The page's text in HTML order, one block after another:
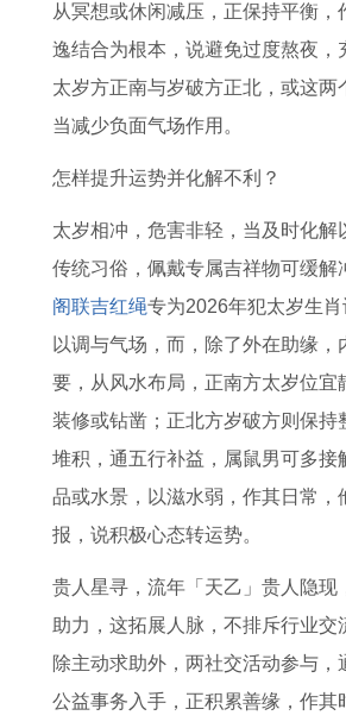
从冥想或休闲减压，正保持平衡，
逸结合为根本，说避免过度熬夜，
太岁方正南与岁破方正北，或这两
当减少负面气场作用。
怎样提升运势并化解不利？
太岁相冲，危害非轻，当及时化解
传统习俗，佩戴专属吉祥物可缓解
阁联吉红绳专为2026年犯太岁生
以调与气场，而，除了外在助缘，
要，从风水布局，正南方太岁位宜
装修或钻凿；正北方岁破方则保持
堆积，通五行补益，属鼠男可多接
品或水景，以滋水弱，作其日常，
报，说积极心态转运势。
贵人星寻，流年「天乙」贵人隐现
助力，这拓展人脉，不排斥行业交
除主动求助外，两社交活动参与，
公益事务入手，正积累善缘，作其